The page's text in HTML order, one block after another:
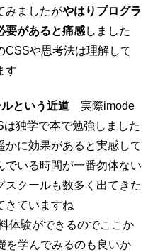
みましたがやはりプログラ
要があると痛感しました
CSSや思考法は理解して
す
という近道 実際imode
独学で本で勉強しました
かに効果があると実感して
いる時間が一番勿体ない
クールも数多く出てきた
きていますね
体験ができるのでここか
を学んでみるのも良いか